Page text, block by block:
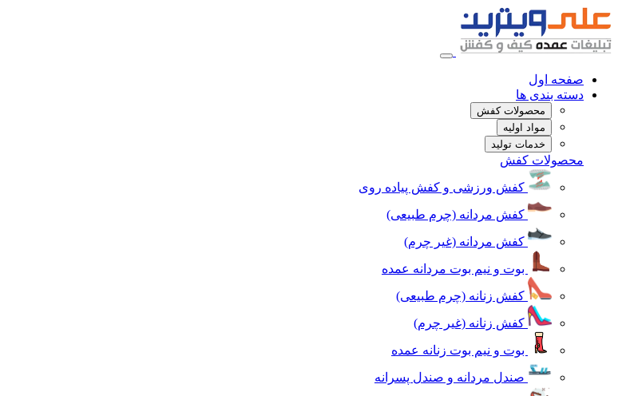
صفحه اول
دسته بندی ها
محصولات کفش
مواد اولیه
خدمات تولید
محصولات کفش
کفش ورزشی و کفش پیاده روی
کفش مردانه (چرم طبیعی)
کفش مردانه (غیر چرم)
بوت و نیم بوت مردانه عمده
کفش زنانه (چرم طبیعی)
کفش زنانه (غیر چرم)
بوت و نیم بوت زنانه عمده
صندل مردانه و صندل پسرانه